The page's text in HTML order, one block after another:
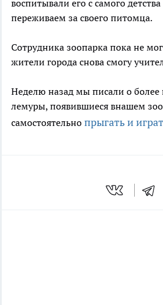
воспитывали его с самого
переживаем за своего питомца.
Сотрудника зоопарка пока не
жители города снова смогу
Неделю назад мы писали о более
лемуры, появившиеся внашем
самостоятельно прыгать и